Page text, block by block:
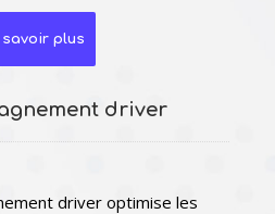
savoir plus
driver
driver optimise les